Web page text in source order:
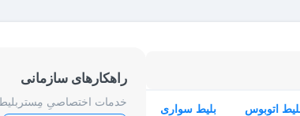
اتوبوس بلیط سواری
راهکارهای سازمانی
خدمات اختصاصیِ